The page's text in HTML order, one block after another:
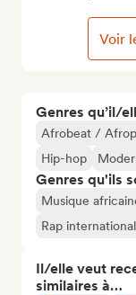
Genres qu’il/
Afrobeat /
Hip-hop
Genres qu'ils
Musique
Rap international
Il/elle veut
similaires à…
Voir